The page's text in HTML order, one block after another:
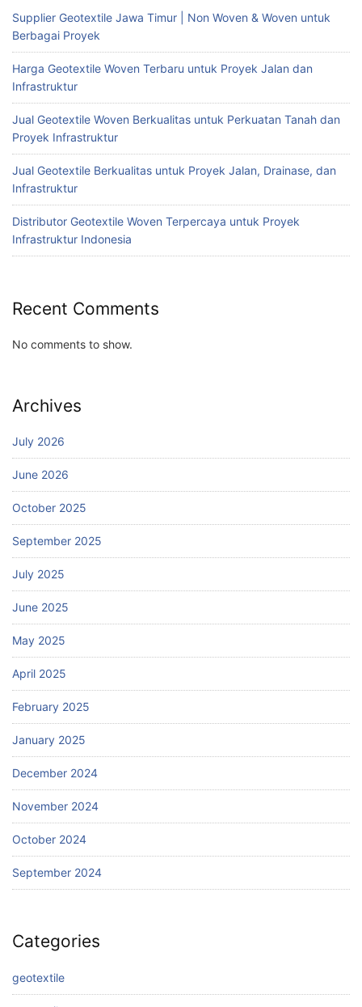
Supplier Geotextile Jawa Timur | Non Woven & Woven untuk
Berbagai Proyek
Harga Geotextile Woven Terbaru untuk Proyek Jalan dan
Infrastruktur
Jual Geotextile Woven Berkualitas untuk Perkuatan Tanah dan
Proyek Infrastruktur
Jual Geotextile Berkualitas untuk Proyek Jalan, Drainase, dan
Infrastruktur
Distributor Geotextile Woven Terpercaya untuk Proyek
Infrastruktur Indonesia
Recent Comments
No comments to show.
Archives
July 2026
June 2026
October 2025
September 2025
July 2025
June 2025
May 2025
April 2025
February 2025
January 2025
December 2024
November 2024
October 2024
September 2024
Categories
geotextile